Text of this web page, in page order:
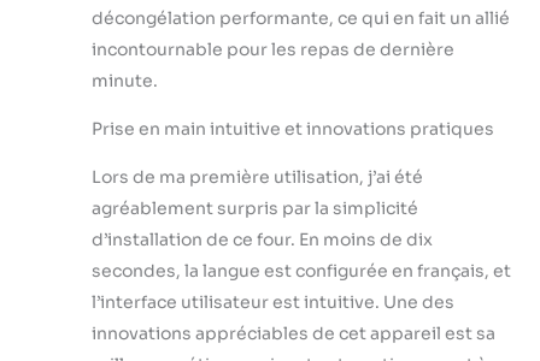
décongélation performante, ce qui en fait un allié
incontournable pour les repas de dernière
minute.
Prise en main intuitive et innovations pratiques
Lors de ma première utilisation, j’ai été
agréablement surpris par la simplicité
d’installation de ce four. En moins de dix
secondes, la langue est configurée en français, et
l’interface utilisateur est intuitive. Une des
innovations appréciables de cet appareil est sa